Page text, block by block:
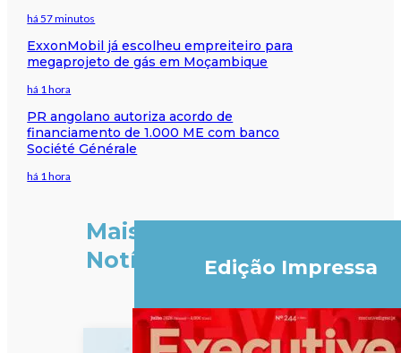
há 57 minutos
ExxonMobil já escolheu empreiteiro para
megaprojeto de gás em Moçambique
há 1 hora
PR angolano autoriza acordo de
financiamento de 1.000 ME com banco
Société Générale
há 1 hora
Mais
Notícias
Edição Impressa